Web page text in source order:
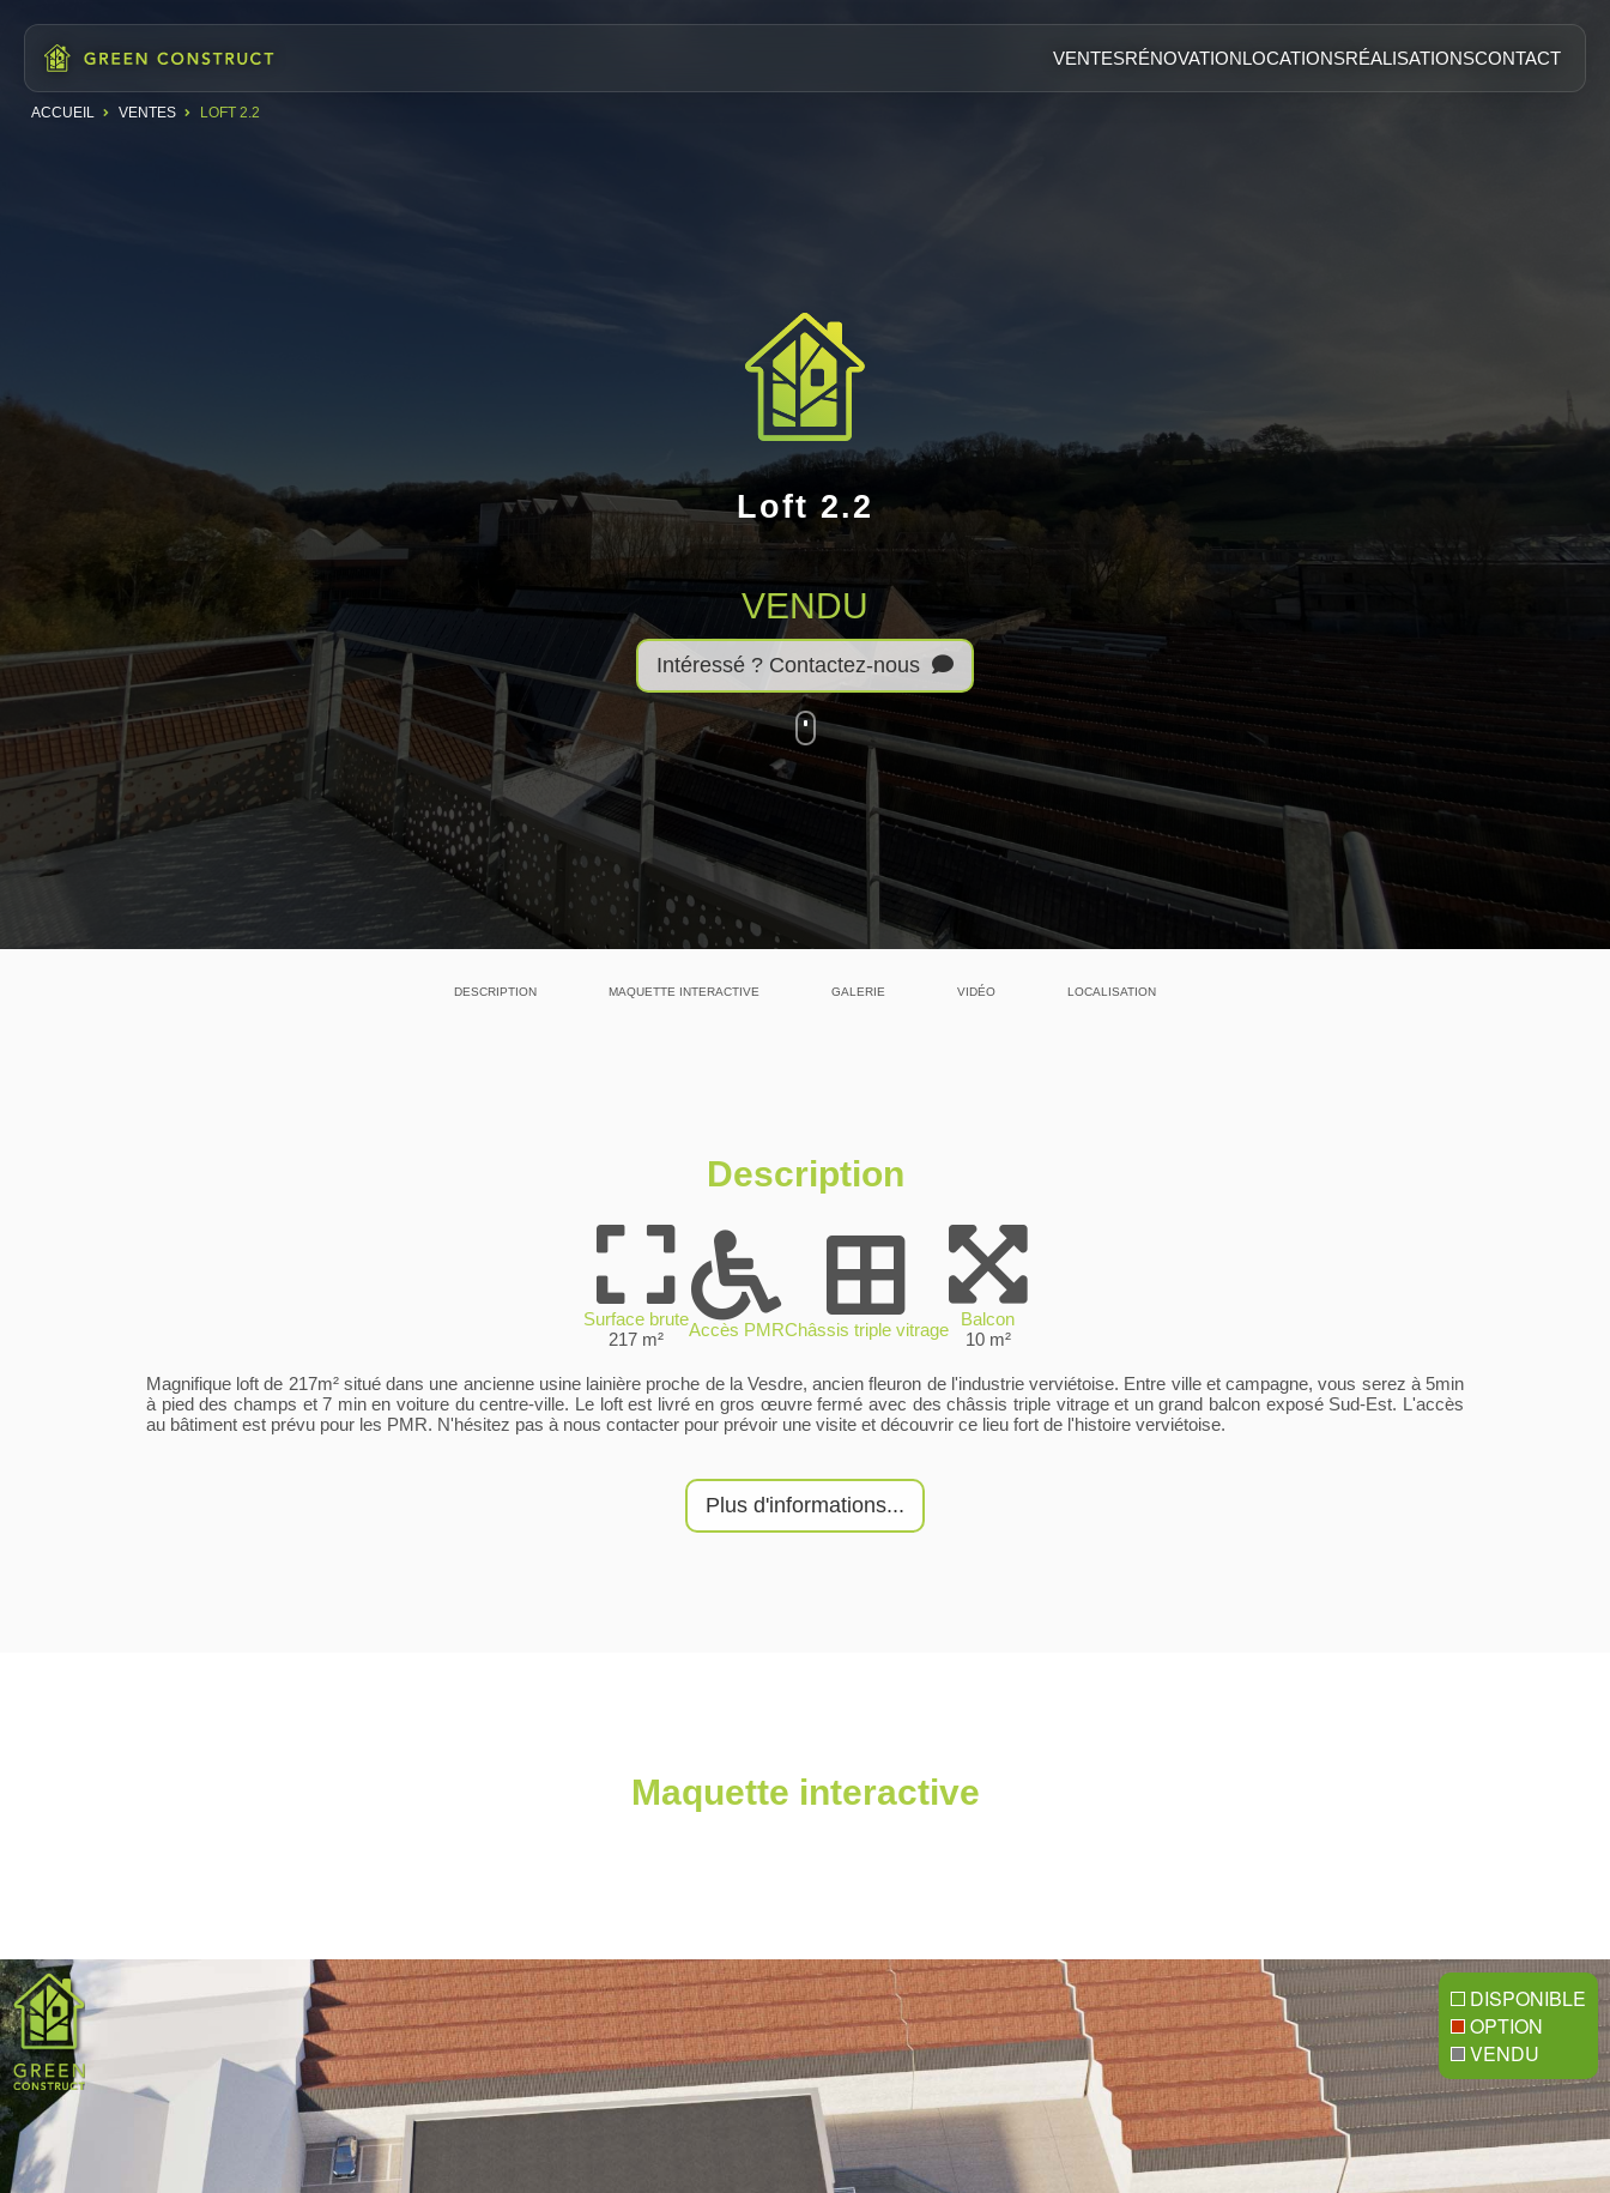
VENTESRÉNOVATIONLOCATIONSRÉALISATIONSCONTACT
ACCUEIL VENTES LOFT 2.2
Loft 2.2
VENDU
Intéressé ? Contactez-nous
DESCRIPTION MAQUETTE INTERACTIVE GALERIE VIDÉO LOCALISATION
Description
Surface brute
217 m²
Accès PMRChâssis triple vitrage
Balcon
10 m²
Magnifique loft de 217m² situé dans une ancienne usine lainière proche de la Vesdre, ancien fleuron de l'industrie verviétoise. Entre ville et campagne, vous serez à 5min
à pied des champs et 7 min en voiture du centre-ville. Le loft est livré en gros œuvre fermé avec des châssis triple vitrage et un grand balcon exposé Sud-Est. L'accès
au bâtiment est prévu pour les PMR. N'hésitez pas à nous contacter pour prévoir une visite et découvrir ce lieu fort de l'histoire verviétoise.
Plus d'informations...
Maquette interactive